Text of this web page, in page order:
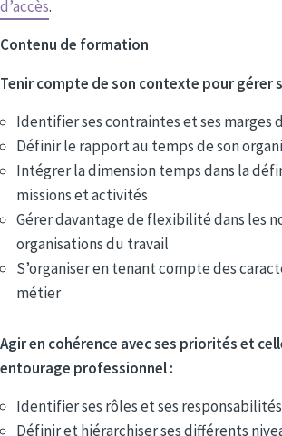
d’accès.
Contenu de formation
Tenir compte de son contexte pour gérer
Identifier ses contraintes et ses marges
Définir le rapport au temps de son
Intégrer la dimension temps dans la
missions et activités
Gérer davantage de flexibilité dans les
organisations du travail
S’organiser en tenant compte des
métier
Agir en cohérence avec ses priorités et
entourage professionnel :
Identifier ses rôles et ses responsabilités
Définir et hiérarchiser ses différents